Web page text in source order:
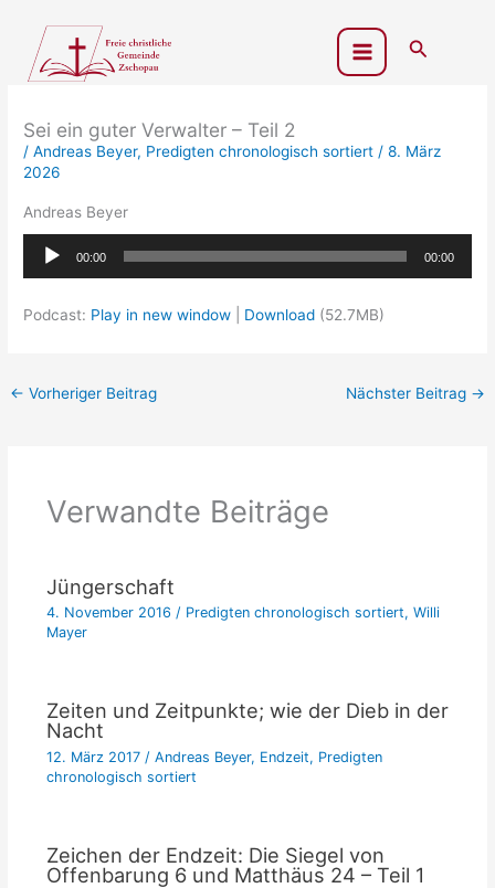
springen
Suchen
Sei ein guter Verwalter – Teil 2
/Andreas Beyer, Predigten chronologisch sortiert /8. März
2026
Andreas Beyer
Audio-
00:00 00:00
Podcast: Play in new window Download (52.7MB)
← Vorheriger Beitrag Nächster Beitrag →
Verwandte Beiträge
Jüngerschaft
4. November 2016 / Predigten chronologisch sortiert, Willi
Mayer
Zeiten und Zeitpunkte; wie der Dieb in der
Nacht
12. März 2017 / Andreas Beyer, Endzeit, Predigten
chronologisch sortiert
Zeichen der Endzeit: Die Siegel von
Offenbarung 6 und Matthäus 24 – Teil 1